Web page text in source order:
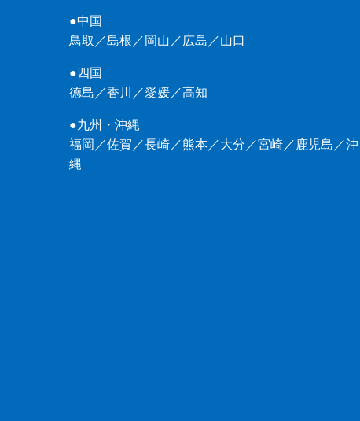
●中国
鳥取 ／島根 ／ 岡山 ／広島 ／山口
●四国
徳島 ／香川 ／愛媛／高知
●九州・沖縄
福岡 ／佐賀 ／長崎／熊本／大分 ／宮崎／ 鹿児島 ／沖
縄